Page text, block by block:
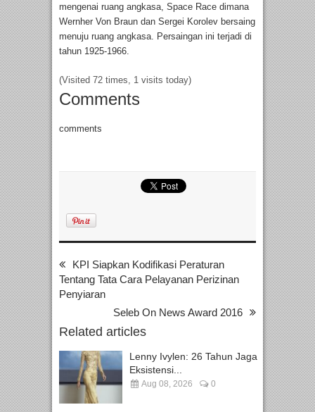
mengenai ruang angkasa, Space Race dimana
Wernher Von Braun dan Sergei Korolev bersaing
menuju ruang angkasa. Persaingan ini terjadi di
tahun 1925-1966.
(Visited 72 times, 1 visits today)
Comments
comments
KPI Siapkan Kodifikasi Peraturan
Tentang Tata Cara Pelayanan Perizinan
Penyiaran
Seleb On News Award 2016
Related articles
Lenny Ivylen: 26 Tahun Jaga
Eksistensi...
Aug 08, 2026 0